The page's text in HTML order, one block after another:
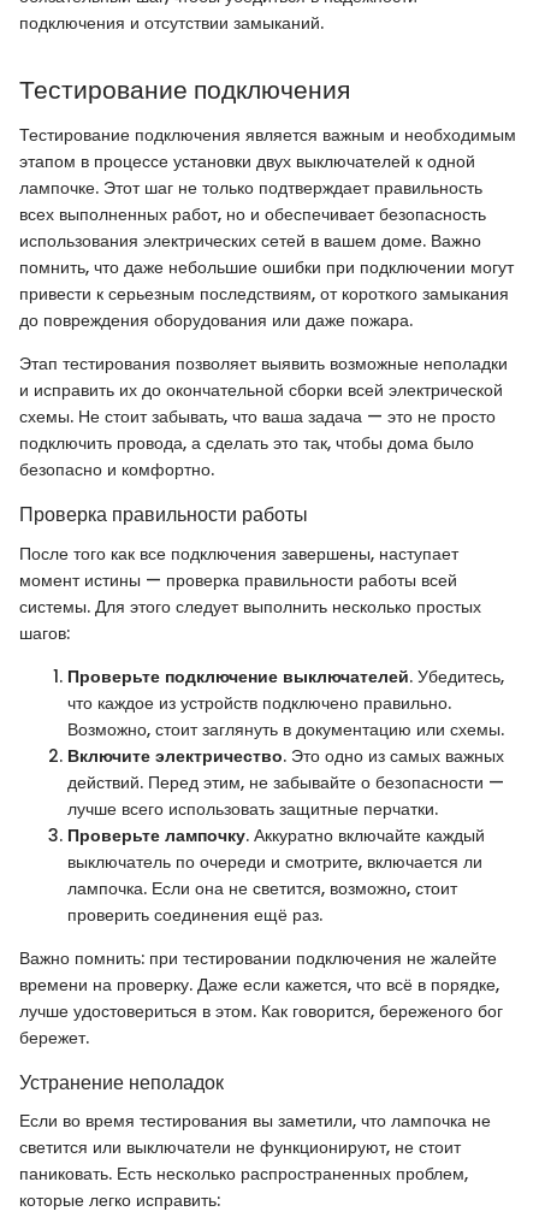
подключения и отсутствии замыканий.
Тестирование подключения
Тестирование подключения является важным и необходимым
этапом в процессе установки двух выключателей к одной
лампочке. Этот шаг не только подтверждает правильность
всех выполненных работ, но и обеспечивает безопасность
использования электрических сетей в вашем доме. Важно
помнить, что даже небольшие ошибки при подключении могут
привести к серьезным последствиям, от короткого замыкания
до повреждения оборудования или даже пожара.
Этап тестирования позволяет выявить возможные неполадки
и исправить их до окончательной сборки всей электрической
схемы. Не стоит забывать, что ваша задача — это не просто
подключить провода, а сделать это так, чтобы дома было
безопасно и комфортно.
Проверка правильности работы
После того как все подключения завершены, наступает
момент истины — проверка правильности работы всей
системы. Для этого следует выполнить несколько простых
шагов:
Проверьте подключение выключателей. Убедитесь,
что каждое из устройств подключено правильно.
Возможно, стоит заглянуть в документацию или схемы.
Включите электричество. Это одно из самых важных
действий. Перед этим, не забывайте о безопасности —
лучше всего использовать защитные перчатки.
Проверьте лампочку. Аккуратно включайте каждый
выключатель по очереди и смотрите, включается ли
лампочка. Если она не светится, возможно, стоит
проверить соединения ещё раз.
Важно помнить: при тестировании подключения не жалейте
времени на проверку. Даже если кажется, что всё в порядке,
лучше удостовериться в этом. Как говорится, береженого бог
бережет.
Устранение неполадок
Если во время тестирования вы заметили, что лампочка не
светится или выключатели не функционируют, не стоит
паниковать. Есть несколько распространенных проблем,
которые легко исправить: